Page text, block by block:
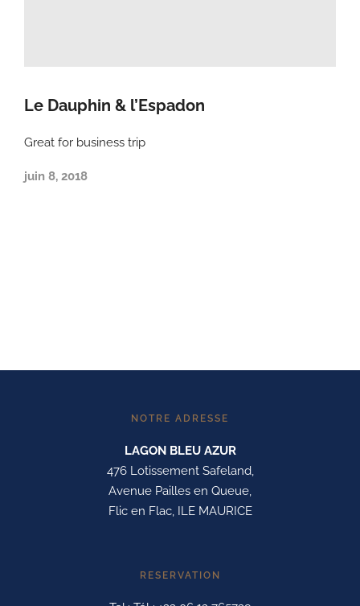
Le Dauphin & l’Espadon
Great for business trip
juin 8, 2018
NOTRE ADRESSE
LAGON BLEU AZUR
476 Lotissement Safeland,
Avenue Pailles en Queue,
Flic en Flac, ILE MAURICE
RESERVATION